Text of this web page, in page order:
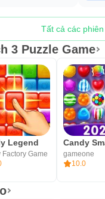
Tất cả các
3 Puzzle Game
Legend
Factory Game
gameone
10.0